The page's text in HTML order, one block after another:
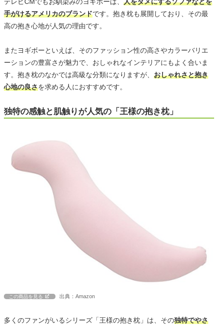
テレビCMでもお馴染みのヨギボーは、 人をダメにするソファなどを
手がけるアメリカのブランドです。抱き枕も展開しており、その最
高の抱き心地が人気の理由です。
またヨギボーといえば、そのファッション性の高さやカラーバリエ
ーションの豊富さが魅力で、おしゃれなインテリアにもよく合いま
す。抱き枕のなかでは高級な分類になりますが、 おしゃれさと抱き
心地の良さを求める人におすすめです。
独特の感触と肌触りが人気の「王様の抱き枕」
この商品を見る 出典：Amazon
多くのファンがいるシリーズ「王様の抱き枕」は、その独特でやさ